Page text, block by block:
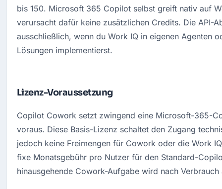
bis 150. Microsoft 365 Copilot selbst greift nativ auf
verursacht dafür keine zusätzlichen Credits. Die API-
ausschließlich, wenn du Work IQ in eigenen Agenten
Lösungen implementierst.
Lizenz-Voraussetzung
Copilot Cowork setzt zwingend eine Microsoft-365-
voraus. Diese Basis-Lizenz schaltet den Zugang
jedoch keine Freimengen für Cowork oder die Work
fixe Monatsgebühr pro Nutzer für den Standard-
hinausgehende Cowork-Aufgabe wird nach Verbrauch